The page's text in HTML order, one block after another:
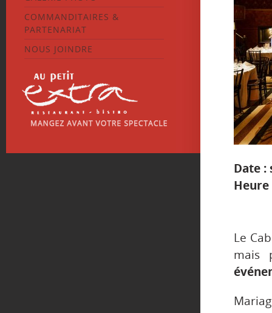
COMMANDITAIRES &
PARTENARIAT
NOUS JOINDRE
Date :
Heure
Le
mais